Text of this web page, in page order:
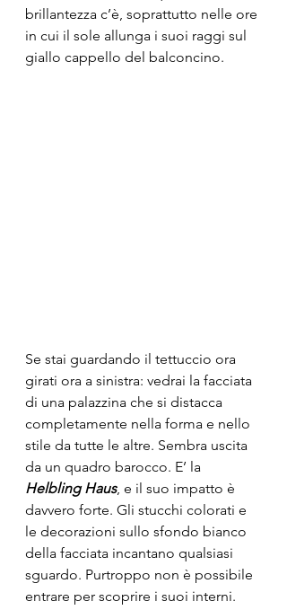
brillantezza c’è, soprattutto nelle ore
in cui il sole allunga i suoi raggi sul
giallo cappello del balconcino.
Se stai guardando il tettuccio ora
girati ora a sinistra: vedrai la facciata
di una palazzina che si distacca
completamente nella forma e nello
stile da tutte le altre. Sembra uscita
da un quadro barocco. E’ la
Helbling Haus, e il suo impatto è
davvero forte. Gli stucchi colorati e
le decorazioni sullo sfondo bianco
della facciata incantano qualsiasi
sguardo. Purtroppo non è possibile
entrare per scoprire i suoi interni.